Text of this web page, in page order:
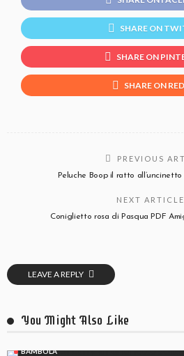
SHARE ON
SHARE ON
SHARE ON
PREVIOUS
Peluche Boop il ratto all’uncinetto
NEXT ARTICLE
Coniglietto rosa di Pasqua PDF
LEAVE A REPLY
You Might Also Like
BAMBOLA